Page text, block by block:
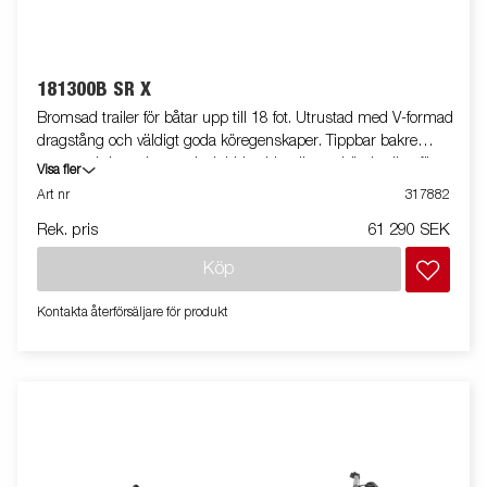
181300B SR X
Bromsad trailer för båtar upp till 18 fot. Utrustad med V-formad
dragstång och väldigt goda köregenskaper. Tippbar bakre
vagga och justerbara och dubbla sidorullar av hög kvalitet för att
enkel anpassning till din båt. Varmgalvaniserat chassi för lång
hjullager förlänger livstiden. Justerbart vinschtorn. Justerbar
båttrailern, vilket ger större flexibilitet, bekvämlighet och
säkerhet på vägen. Helt vattentät lampenhet inklusive kontakt
och kabel. Båttrailern på bilden kan vara extrautrustad.
Visa fler
Art nr
317882
Rek. pris 61 290 SEK
Köp
Kontakta återförsäljare för produkt